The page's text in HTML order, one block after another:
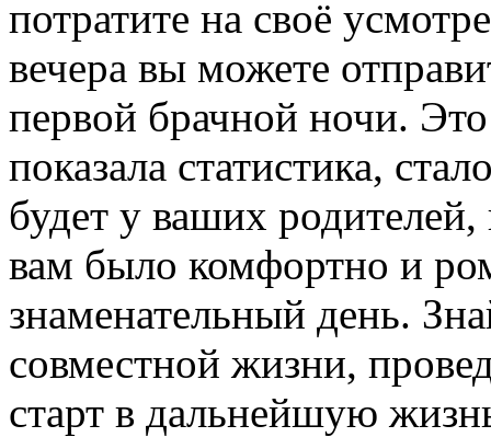
потратите на своё
вечера вы можете
первой брачной ночи.
показала статистика,
будет у ваших
вам было комфортно и
знаменательный день.
совместной жизни,
старт в дальнейшую